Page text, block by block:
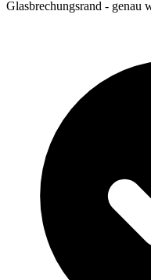
Glasbrechungsrand - genau